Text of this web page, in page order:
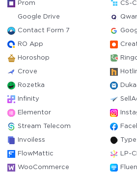
Prom CS-
Google Drive
Contact Form 7
RO App
Horoshop
Crove
Rozetka
Infinity
Elementor
Stream Telecom
Invoiless
FlowMattic LP-
WooCommerce